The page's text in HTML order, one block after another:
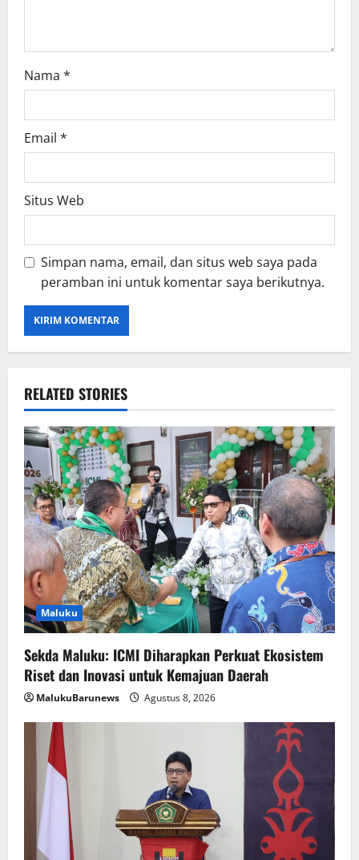
Nama *
Email *
Situs Web
Simpan nama, email, dan situs web saya pada
peramban ini untuk komentar saya berikutnya.
RELATED STORIES
Maluku
Sekda Maluku: ICMI Diharapkan Perkuat Ekosistem
Riset dan Inovasi untuk Kemajuan Daerah
MalukuBarunews Agustus 8, 2026